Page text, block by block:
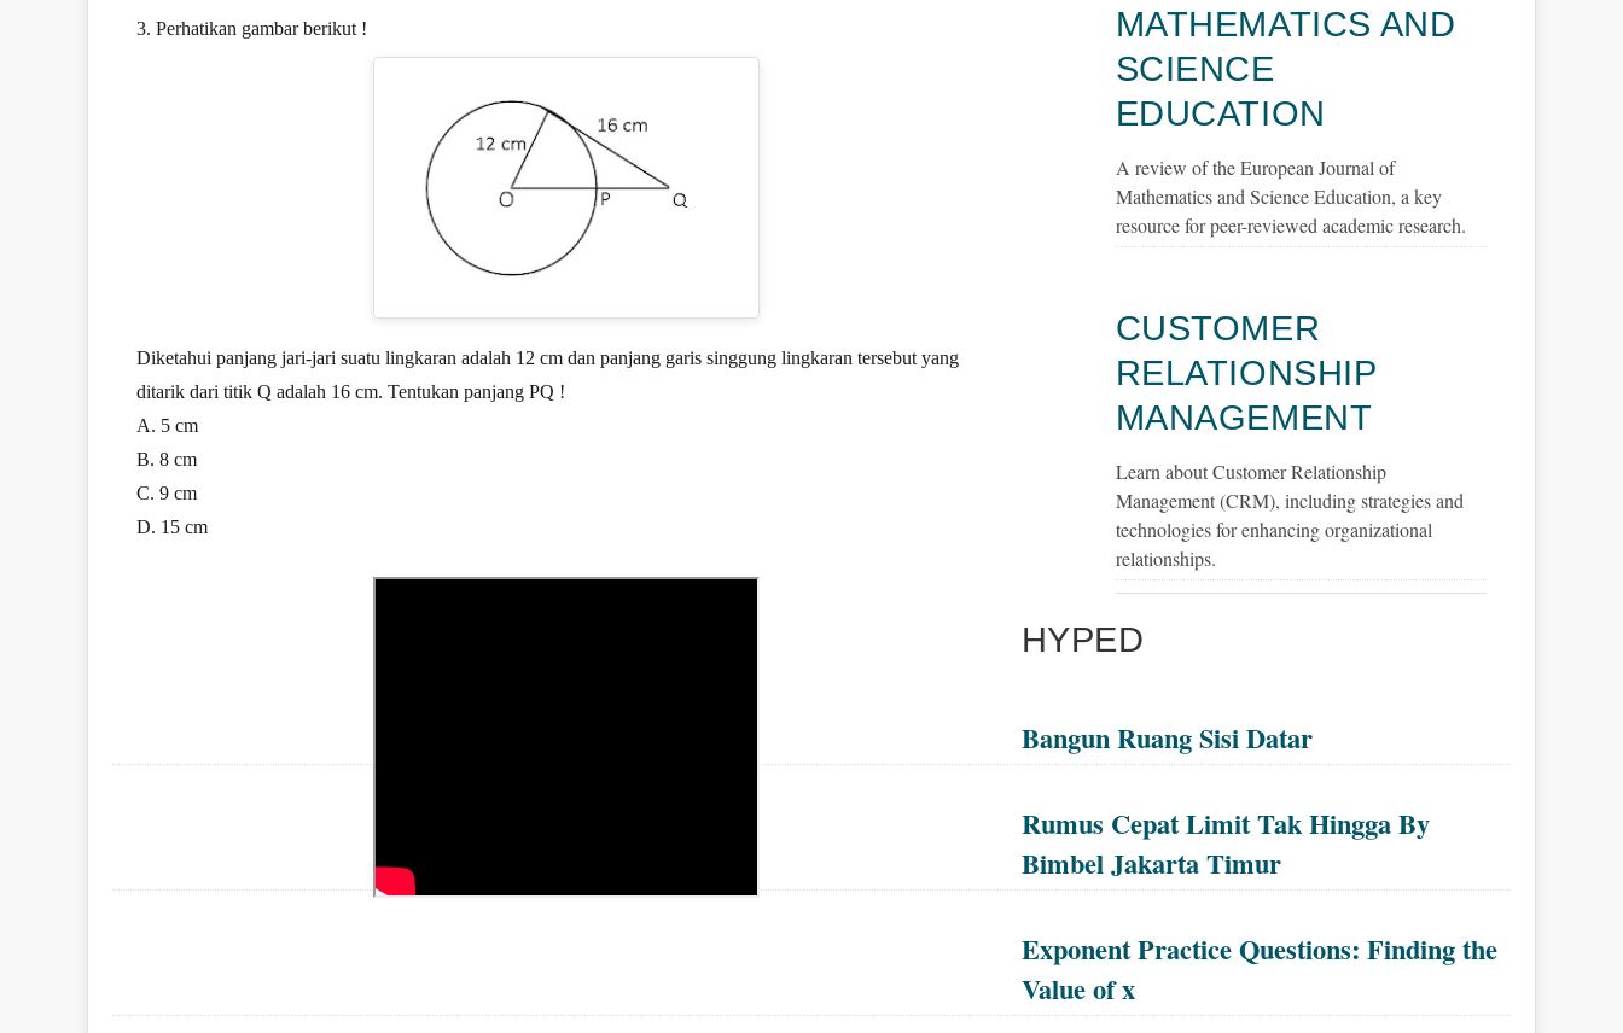
3. Perhatikan gambar berikut !
Diketahui panjang jari-jari suatu lingkaran adalah 12 cm dan panjang garis singgung lingkaran tersebut yang
ditarik dari titik Q adalah 16 cm. Tentukan panjang PQ !
A. 5 cm
B. 8 cm
C. 9 cm
D. 15 cm
MATHEMATICS AND
SCIENCE
EDUCATION
A review of the European Journal of
Mathematics and Science Education, a key
resource for peer-reviewed academic research.
CUSTOMER
RELATIONSHIP
MANAGEMENT
Learn about Customer Relationship
Management (CRM), including strategies and
technologies for enhancing organizational
relationships.
HYPED
Bangun Ruang Sisi Datar
Rumus Cepat Limit Tak Hingga By
Bimbel Jakarta Timur
Exponent Practice Questions: Finding the
Value of x